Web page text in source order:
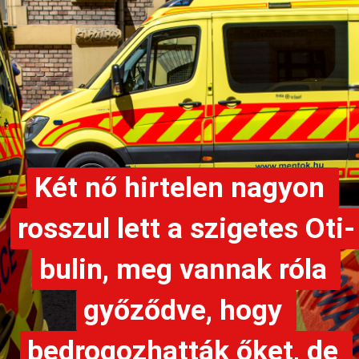
Két nő hirtelen nagyon
rosszul lett a szigetes Oti-
bulin, meg vannak róla
győződve, hogy
bedrogozhatták őket, de
Két nő hirtelen nagyon
rosszul lett a szigetes Oti-
bulin, meg vannak róla
győződve, hogy
bedrogozhatták őket, de